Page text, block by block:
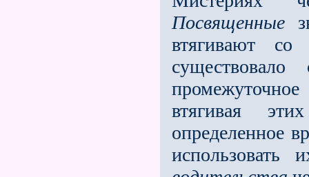
Посвященные
втягивают
втягивая
определенное
использовать